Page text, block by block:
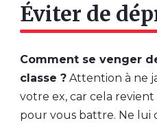
Éviter de
Comment se venger
classe ?Attention à ne
votre ex, car cela
pour vous battre. Ne lui